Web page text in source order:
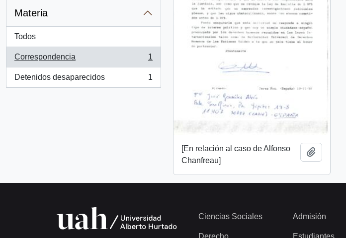
Materia
Todos
Correspondencia
, 1 resultados
1
Detenidos desaparecidos
, 1 resultados
1
[En relación al caso de Alfonso
Chanfreau]
Ciencias Sociales Admisión